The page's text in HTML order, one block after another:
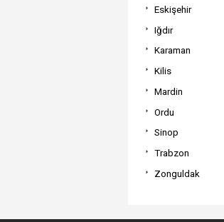
Eskişehir
Iğdır
Karaman
Kilis
Mardin
Ordu
Sinop
Trabzon
Zonguldak